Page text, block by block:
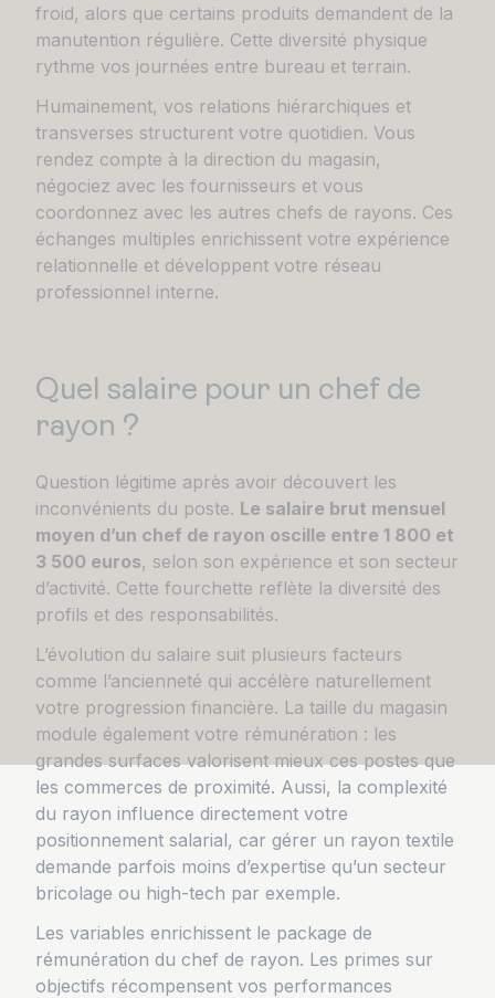
froid, alors que certains produits demandent de la
manutention régulière. Cette diversité physique
rythme vos journées entre bureau et terrain.
Humainement, vos relations hiérarchiques et
transverses structurent votre quotidien. Vous
rendez compte à la direction du magasin,
négociez avec les fournisseurs et vous
coordonnez avec les autres chefs de rayons. Ces
échanges multiples enrichissent votre expérience
relationnelle et développent votre réseau
professionnel interne.
Quel salaire pour un chef de
rayon ?
Question légitime après avoir découvert les
inconvénients du poste. Le salaire brut mensuel
moyen d’un chef de rayon oscille entre 1 800 et
3 500 euros, selon son expérience et son secteur
d’activité. Cette fourchette reflète la diversité des
profils et des responsabilités.
L’évolution du salaire suit plusieurs facteurs
comme l’ancienneté qui accélère naturellement
votre progression financière. La taille du magasin
module également votre rémunération : les
grandes surfaces valorisent mieux ces postes que
les commerces de proximité. Aussi, la complexité
du rayon influence directement votre
positionnement salarial, car gérer un rayon textile
demande parfois moins d’expertise qu’un secteur
bricolage ou high-tech par exemple.
Les variables enrichissent le package de
rémunération du chef de rayon. Les primes sur
objectifs récompensent vos performances